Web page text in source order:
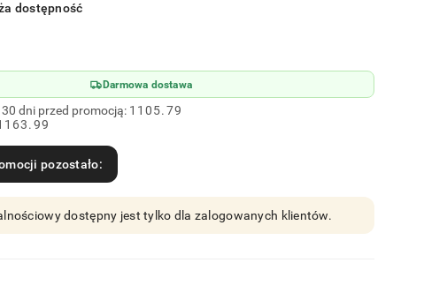
dostępność
Darmowa dostawa
dni przed promocją: 1105.79
pozostało:
dostępny jest tylko dla zalogowanych klientów.